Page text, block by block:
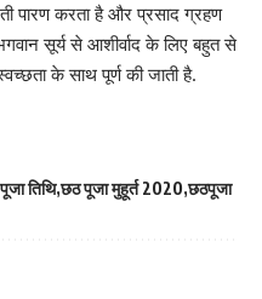
पारण करता है और प्रसाद ग्रहण
सूर्य से आशीर्वाद के लिए बहुत से
के साथ पूर्ण की जाती है.
तिथि छठ पूजा मुहूर्त 2020 छठपूजा